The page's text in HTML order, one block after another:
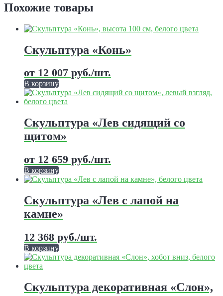
Похожие товары
Скульптура «Конь»
от 12 007 руб./шт.
В корзину
Этот
товар
несколько
вариаций.
Опции
выбрать
на
странице
товара.
Скульптура «Лев сидящий со
щитом»
от 12 659 руб./шт.
В корзину
Этот
имеет
несколько
вариаций.
можно
выбрать
на
странице
товара.
Скульптура «Лев с лапой на
камне»
12 368 руб./шт.
В корзину
Этот
товар
несколько
вариаций.
Скульптура декоративная «Слон»,